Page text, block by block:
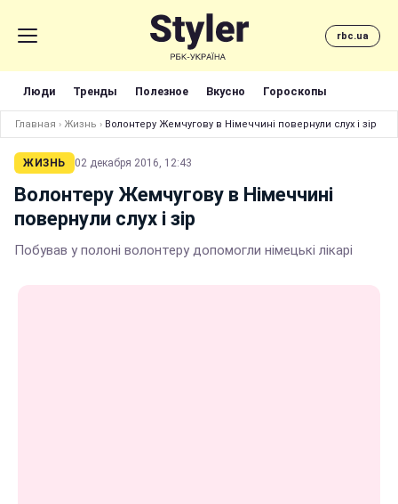
rbc.ua
Люди Тренды Полезное Вкусно Гороскопы
Главная › Жизнь › Волонтеру Жемчугову в Німеччині повернули слух і зір
ЖИЗНЬ 02 декабря 2016, 12:43
Волонтеру Жемчугову в Німеччині
повернули слух і зір
Побував у полоні волонтеру допомогли німецькі лікарі